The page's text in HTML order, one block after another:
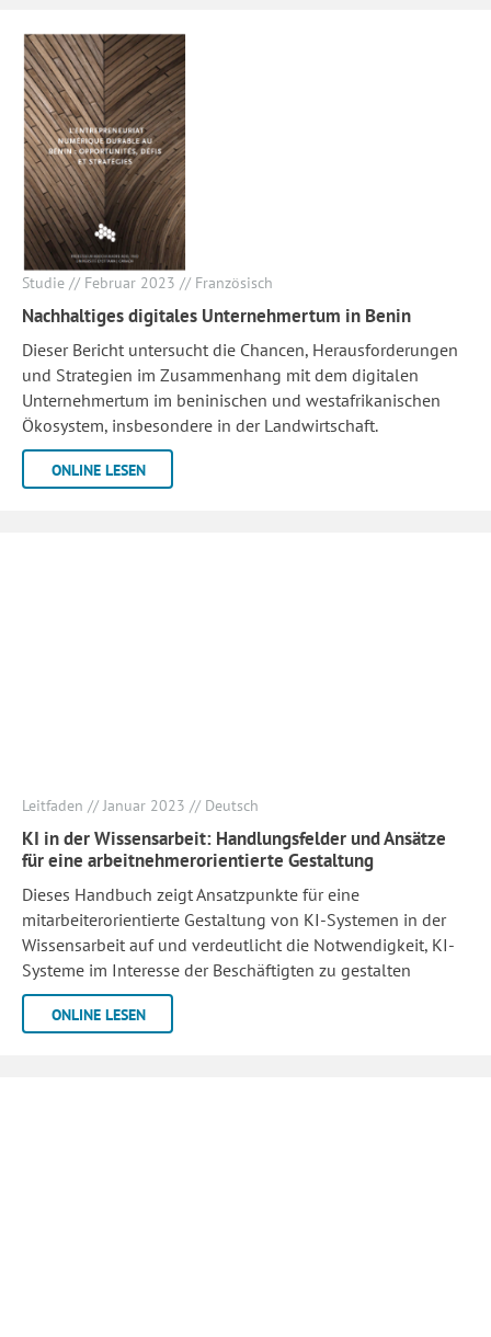
Studie // Februar 2023 // Französisch
Nachhaltiges digitales Unternehmertum in Benin
Dieser Bericht untersucht die Chancen, Herausforderungen
und Strategien im Zusammenhang mit dem digitalen
Unternehmertum im beninischen und westafrikanischen
Ökosystem, insbesondere in der Landwirtschaft.
ONLINE LESEN
Leitfaden // Januar 2023 // Deutsch
KI in der Wissensarbeit: Handlungsfelder und Ansätze
für eine arbeitnehmerorientierte Gestaltung
Dieses Handbuch zeigt Ansatzpunkte für eine
mitarbeiterorientierte Gestaltung von KI-Systemen in der
Wissensarbeit auf und verdeutlicht die Notwendigkeit, KI-
Systeme im Interesse der Beschäftigten zu gestalten
ONLINE LESEN